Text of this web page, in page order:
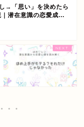
→「思い」を決めたら
潜在意識の恋愛成...